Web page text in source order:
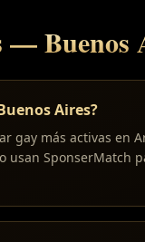
—Buenos
Aires?
gay más activas en
usan SponserMatch